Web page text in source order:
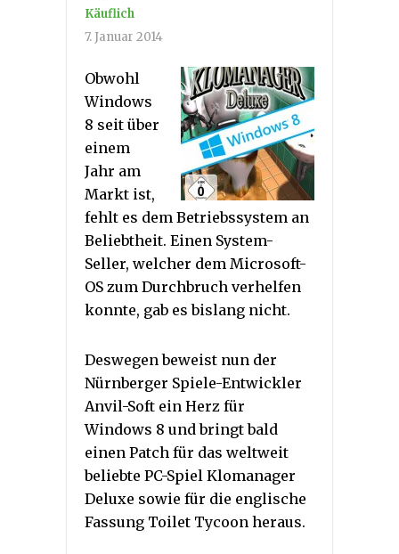
Käuflich
7. Januar 2014
Obwohl
Windows
8 seit über
einem
Jahr am
Markt ist,
fehlt es dem Betriebssystem an
Beliebtheit. Einen System-
Seller, welcher dem Microsoft-
OS zum Durchbruch verhelfen
konnte, gab es bislang nicht.
Deswegen beweist nun der
Nürnberger Spiele-Entwickler
Anvil-Soft ein Herz für
Windows 8 und bringt bald
einen Patch für das weltweit
beliebte PC-Spiel Klomanager
Deluxe sowie für die englische
Fassung Toilet Tycoon heraus.